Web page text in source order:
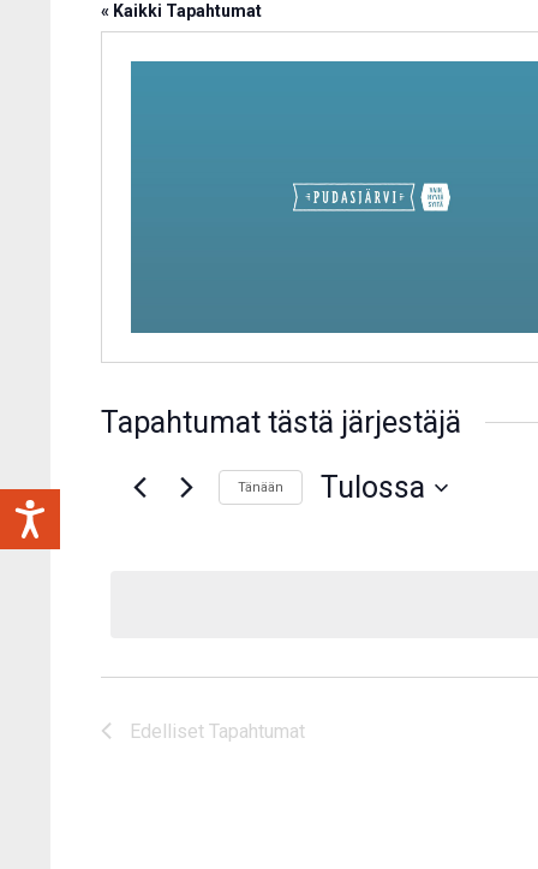
« Kaikki Tapahtumat
Tapahtumat tästä järjestäjä
Tänään Tulossa
Edelliset Tapahtumat